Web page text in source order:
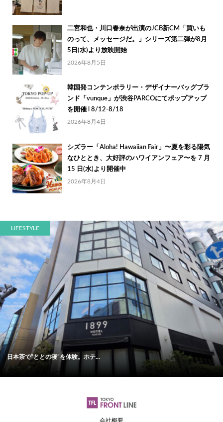
二宮和也・川口春奈が出演のJCB新CM「買いも
のって、メッセージだ。」シリーズ第二弾が8月
5日(水)より放映開始
2026年8月5日
韓国発コンテンポラリー・デザイナーバッグブラ
ンド「vunque」が渋谷PARCOにてポップアップ
を開催 l 8/12-8/18
2026年8月4日
シズラー「Aloha! Hawaiian Fair」〜夏を彩る陽気
なひととき、大好評のハワイアンフェア〜を 7 月
15 日(水)より開催中
2026年8月4日
LIFESTYLE
日本茶で“ととの寝”を体験。ホテ...
会社概要